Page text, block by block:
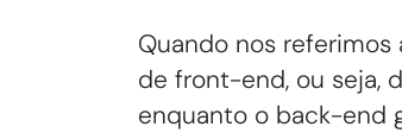
Quando nos
de front-end, ou seja,
enquanto o back-end